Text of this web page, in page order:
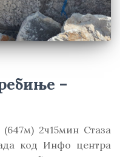
–
2ч15мин Стаза
код Инфо центра